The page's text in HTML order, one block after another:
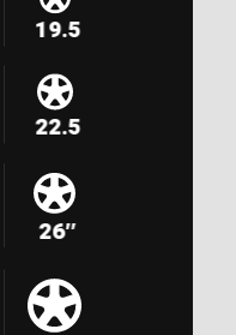
19.5
22.5
26″